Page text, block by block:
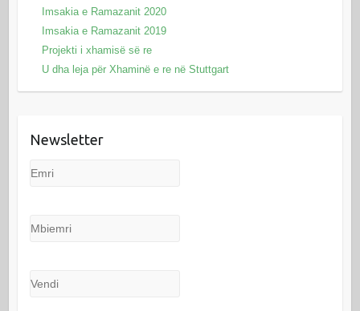
Imsakia e Ramazanit 2020
Imsakia e Ramazanit 2019
Projekti i xhamisë së re
U dha leja për Xhaminë e re në Stuttgart
Newsletter